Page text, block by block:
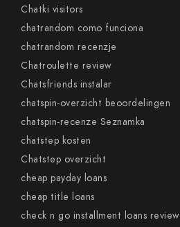
Chatki visitors
chatrandom como funciona
chatrandom recenzje
Chatroulette review
Chatsfriends instalar
chatspin-overzicht beoordelingen
chatspin-recenze Seznamka
chatstep kosten
Chatstep overzicht
cheap payday loans
cheap title loans
check n go installment loans review